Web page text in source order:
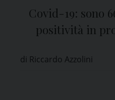
Covid-19: sono
positività in
di Riccardo Azzolini